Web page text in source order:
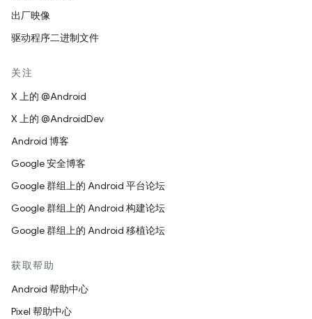
出厂映像
驱动程序二进制文件
关注
X 上的 @Android
X 上的 @AndroidDev
Android 博客
Google 安全博客
Google 群组上的 Android 平台论坛
Google 群组上的 Android 构建论坛
Google 群组上的 Android 移植论坛
获取帮助
Android 帮助中心
Pixel 帮助中心